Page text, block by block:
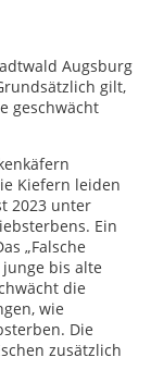
Augsburg
gilt,
geschwächt
Kiefern leiden
2023 unter
Ein
„Falsche
junge bis alte
die
wie
Die
zusätzlich